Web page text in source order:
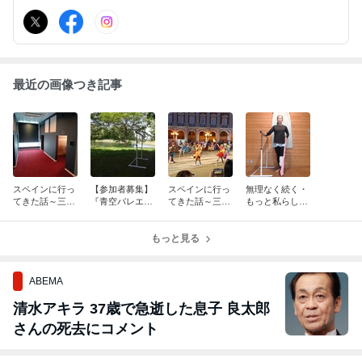
代が挑戦中 初心者・ブランク歓迎 「できない」を楽しみ、 「でき
た！」を喜ぶ教室 これからの人生を楽しむための身体づくり
最近の画像つき記事
スペインに行っ
てきた話～三重
【参加者募集】
『青空バレエ』
スペインに行っ
てきた話～三重
無理なく続く・
もっと私らしく
もっと見る
ABEMA
清水アキラ 37歳で急逝した息子 良太郎
さんの死去にコメント